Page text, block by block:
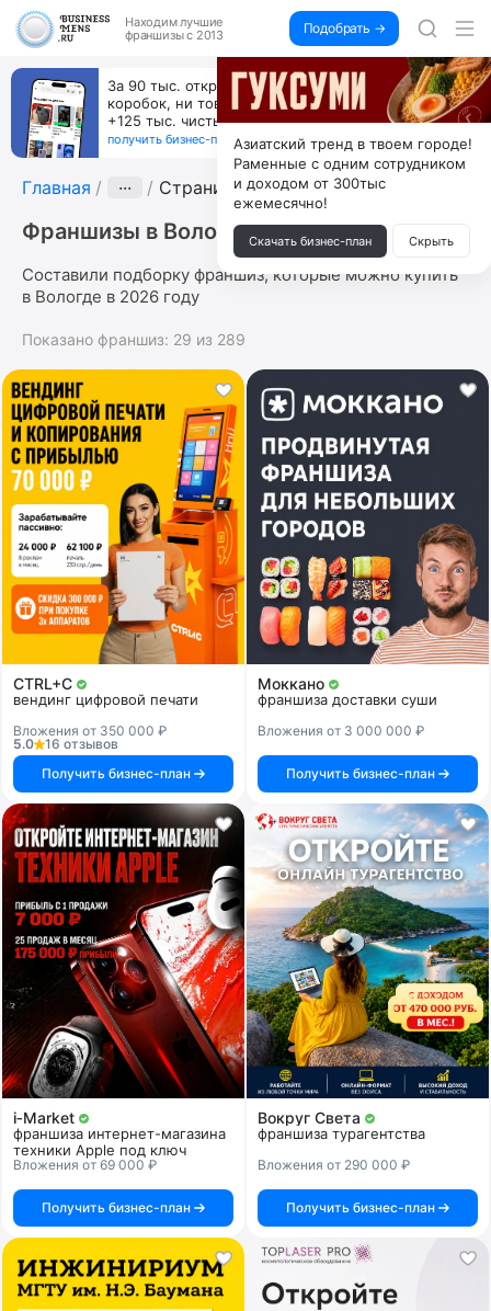
Находим лучшие
франшизы с 2013
Подобрать →
За 90 тыс. открой магазин на Авито, дома ни
коробок, ни товара, ни склада, зато каждый месяц
+125 тыс. чистыми
получить бизнес-план ↓
Главная ··· Страница 5
Франшизы в Вологде
Составили подборку франшиз, которые можно купить
в Вологде в 2026 году
Показано франшиз: 29 из 289
CTRL+C
вендинг цифровой печати
Вложения от 350 000 ₽
5.0
16 отзывов
Получить бизнес-план
Моккано
франшиза доставки суши
Вложения от 3 000 000 ₽
Получить бизнес-план
i‑Market
франшиза интернет-магазина
техники Apple под ключ
Вложения от 69 000 ₽
Получить бизнес-план
Вокруг Света
франшиза турагентства
Вложения от 290 000 ₽
Получить бизнес-план
Азиатский тренд в твоем городе!
Раменные с одним сотрудником
и доходом от 300тыс
ежемесячно!
Скачать бизнес-план Скрыть